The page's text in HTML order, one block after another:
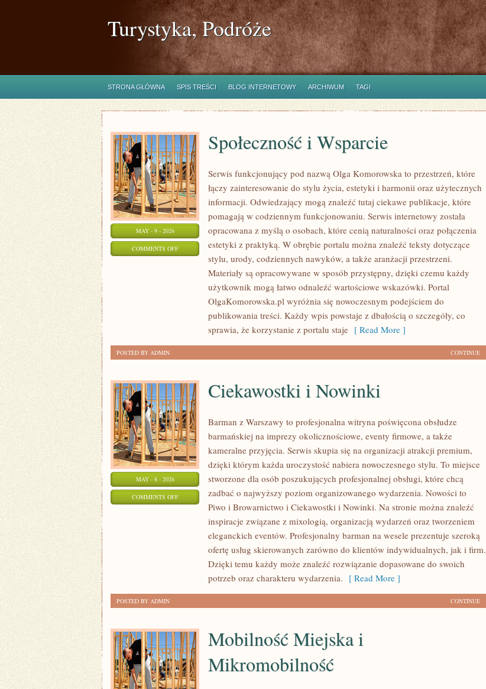
Turystyka, Podróże
STRONA GŁÓWNA SPIS TREŚCI BLOG INTERNETOWY ARCHIWUM TAGI
MAY - 9 - 2026
COMMENTS OFFON
SPOŁECZNOŚĆ
Społeczność i Wsparcie
Serwis funkcjonujący pod nazwą Olga Komorowska to przestrzeń, które
łączy zainteresowanie do stylu życia, estetyki i harmonii oraz użytecznych
informacji. Odwiedzający mogą znaleźć tutaj ciekawe publikacje, które
pomagają w codziennym funkcjonowaniu. Serwis internetowy została
opracowana z myślą o osobach, które cenią naturalności oraz połączenia
estetyki z praktyką. W obrębie portalu można znaleźć teksty dotyczące
stylu, urody, codziennych nawyków, a także aranżacji przestrzeni.
Materiały są opracowywane w sposób przystępny, dzięki czemu każdy
użytkownik mogą łatwo odnaleźć wartościowe wskazówki. Portal
OlgaKomorowska.pl wyróżnia się nowoczesnym podejściem do
publikowania treści. Każdy wpis powstaje z dbałością o szczegóły, co
sprawia, że korzystanie z portalu staje [ Read More ]
CONTINUE
POSTED BY ADMIN
MAY - 8 - 2026
COMMENTS OFFON
CIEKAWOSTKI
Ciekawostki i Nowinki
Barman z Warszawy to profesjonalna witryna poświęcona obsłudze
barmańskiej na imprezy okolicznościowe, eventy firmowe, a także
kameralne przyjęcia. Serwis skupia się na organizacji atrakcji premium,
dzięki którym każda uroczystość nabiera nowoczesnego stylu. To miejsce
stworzone dla osób poszukujących profesjonalnej obsługi, które chcą
zadbać o najwyższy poziom organizowanego wydarzenia. Nowości to
Piwo i Browarnictwo i Ciekawostki i Nowinki. Na stronie można znaleźć
inspiracje związane z mixologią, organizacją wydarzeń oraz tworzeniem
eleganckich eventów. Profesjonalny barman na wesele prezentuje szeroką
ofertę usług skierowanych zarówno do klientów indywidualnych, jak i firm.
Dzięki temu każdy może znaleźć rozwiązanie dopasowane do swoich
potrzeb oraz charakteru wydarzenia. [ Read More ]
CONTINUE
POSTED BY ADMIN
Mobilność Miejska i
Mikromobilność